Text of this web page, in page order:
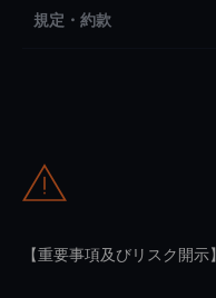
規定・約款
【重要事項及びリスク開示】